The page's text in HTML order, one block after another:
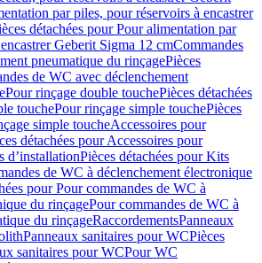
par piles, pour réservoirs à encastrer
détachées pour Pour alimentation par
Geberit Sigma 12 cmCommandes
pneumatique du rinçagePièces
de WC avec déclenchement
Pour rinçage double touchePièces détachées
touchePour rinçage simple touchePièces
simple toucheAccessoires pour
détachées pour Accessoires pour
d’installationPièces détachées pour Kits
de WC à déclenchement électronique
pour Pour commandes de WC à
du rinçagePour commandes de WC à
du rinçageRaccordementsPanneaux
Panneaux sanitaires pour WCPièces
sanitaires pour WCPour WC